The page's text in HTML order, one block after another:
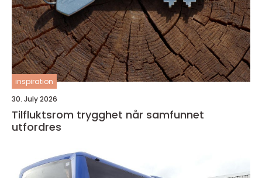
inspiration
30. July 2026
Tilfluktsrom trygghet når samfunnet
utfordres